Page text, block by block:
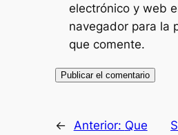
electrónico y web
navegador para la
que comente.
← Anterior: Que